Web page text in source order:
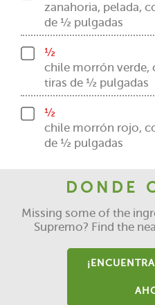
zanahoria, pelada,
de ½ pulgadas
½
chile morrón verde,
tiras de ½ pulgadas
½
chile morrón rojo,
de ½ pulgadas
DONDE
Missing some of the
Supremo? Find the